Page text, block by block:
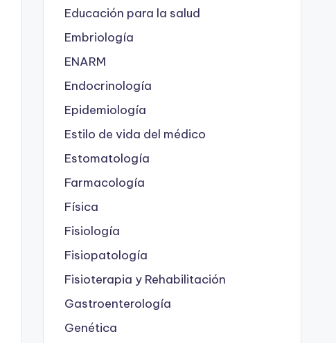
Educación para la salud
Embriología
ENARM
Endocrinología
Epidemiología
Estilo de vida del médico
Estomatología
Farmacología
Física
Fisiología
Fisiopatología
Fisioterapia y Rehabilitación
Gastroenterología
Genética